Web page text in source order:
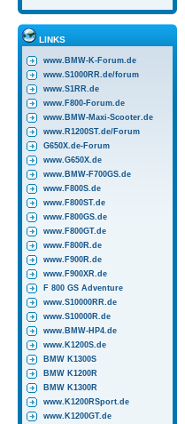
LINKS
www.BMW-K-Forum.de
www.S1000RR.de/forum
www.S1RR.de
www.F800-Forum.de
www.BMW-Maxi-Scooter.de
www.R1200ST.de/Forum
G650X.de-Forum
www.G650X.de
www.BMW-F700GS.de
www.F800S.de
www.F800ST.de
www.F800GS.de
www.F800GT.de
www.F800R.de
www.F900R.de
www.F900XR.de
F 800 GS Adventure
www.S10000RR.de
www.S10000R.de
www.BMW-HP4.de
www.K1200S.de
BMW K1300S
BMW K1200R
BMW K1300R
www.K1200RSport.de
www.K1200GT.de